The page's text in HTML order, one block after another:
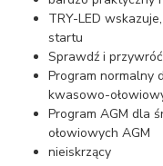
TRY-LED
startu
Sprawdź i
Program normalny
kwasowo-
Program AGM dla
ołowiowych AGM
nieiskrzący